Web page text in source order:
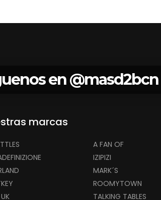
en@masd2bcn
marcas
A FAN OF
IZIPIZI
MARK´S
ROOMYTOWN
TALKING TABLES